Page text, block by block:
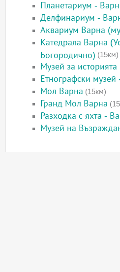
Планетариум -
Делфинариум -
Аквариум Варна
Катедрала Варна
Богородично) (15км)
Музей за
Етнографски музей
Мол Варна (15км)
Гранд Мол Варна
Разходка с яхта -
Музей на